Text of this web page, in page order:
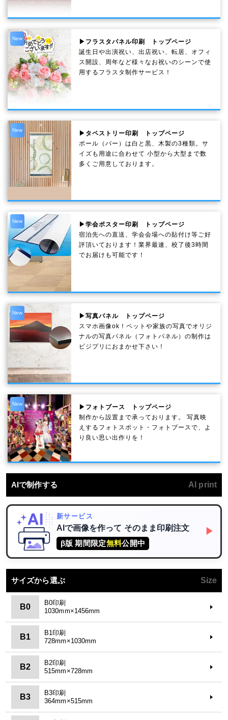
New
▶フラスタパネル印刷 トップページ
誕生日や出演祝い、出店祝い、転居、オフィ
ス開設、周年など様々なお祝いのシーンで使
用するフラスタ制作サービス！
New
▶タペストリー印刷 トップページ
ポール（バー）は白と黒、木製の3種類。サ
イズも用途に合わせて 小型から大型まで数
多くご用意しております。
New
▶学会ポスター印刷 トップページ
宿泊先への直送、学会会場への貼付け等ご好
評頂いております！業界最速、校了後3時間
でお届けも可能です！
New
▶写真パネル トップページ
スマホ画像ok！ペットや家族の写真でオリジ
ナルの写真パネル（フォトパネル）の制作は
ビジプリにおまかせ下さい！
New
▶フォトブース トップページ
制作から設置まで承っております。 写真映
えするフォトスポット・フォトブースで、よ
り良い思い出作りを！
AIで制作する AI print
新サービス
AIで画像を作って そのまま印刷注文
β版 期間限定無料公開中
▶
サイズから選ぶ Size
B0
B0印刷
1030mm×1456mm
B1
B1印刷
728mm×1030mm
B2
B2印刷
515mm×728mm
B3
B3印刷
364mm×515mm